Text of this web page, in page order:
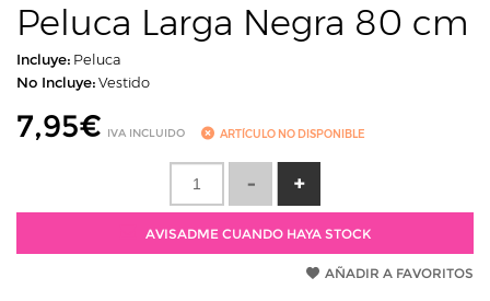
Peluca Larga Negra 80 cm
Incluye: Peluca
No Incluye:Vestido
7,95€ IVA INCLUIDO ARTÍCULO NO DISPONIBLE
AVISADME CUANDO HAYA STOCK
AÑADIR A FAVORITOS